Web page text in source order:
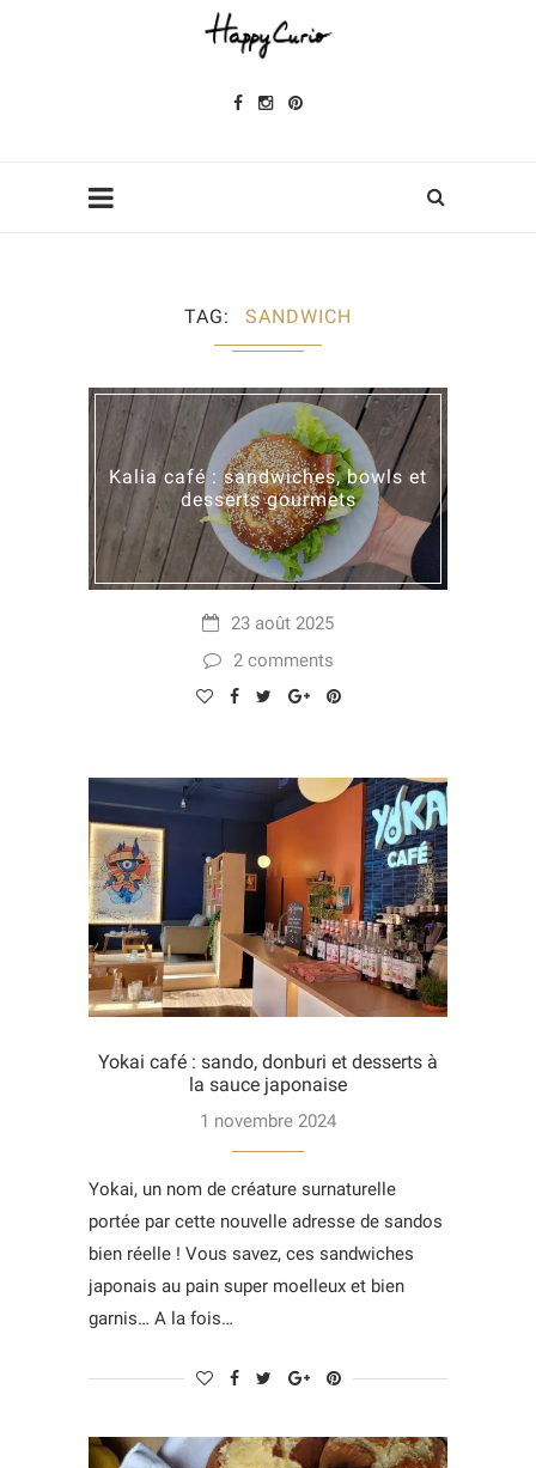
TAG SANDWICH
Kalia café : sandwiches, bowls et
desserts gourmets
23 août 2025
2 comments
Yokai café : sando, donburi et desserts à
la sauce japonaise
1 novembre 2024
Yokai, un nom de créature surnaturelle
portée par cette nouvelle adresse de sandos
bien réelle ! Vous savez, ces sandwiches
japonais au pain super moelleux et bien
garnis… A la fois…